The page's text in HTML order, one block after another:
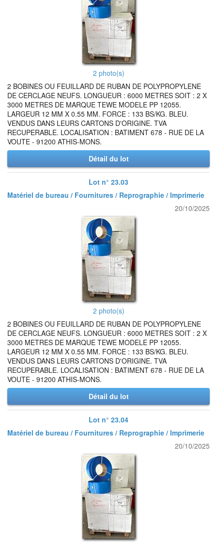
2 photo(s)
2 BOBINES OU FEUILLARD DE RUBAN DE POLYPROPYLENE
DE CERCLAGE NEUFS. LONGUEUR : 6000 METRES SOIT : 2 X
3000 METRES DE MARQUE TEWE MODELE PP 12055.
LARGEUR 12 MM X 0.55 MM. FORCE : 133 BS/KG. BLEU.
VENDUS DANS LEURS CARTONS D'ORIGINE. TVA
RECUPERABLE. LOCALISATION : BATIMENT 678 - RUE DE LA
VOUTE - 91200 ATHIS-MONS.
Détail du lot
Lot n° 23.03
Matériel de bureau / Fournitures / Reprographie / Imprimerie
20/10/2025
2 photo(s)
2 BOBINES OU FEUILLARD DE RUBAN DE POLYPROPYLENE
DE CERCLAGE NEUFS. LONGUEUR : 6000 METRES SOIT : 2 X
3000 METRES DE MARQUE TEWE MODELE PP 12055.
LARGEUR 12 MM X 0.55 MM. FORCE : 133 BS/KG. BLEU.
VENDUS DANS LEURS CARTONS D'ORIGINE. TVA
RECUPERABLE. LOCALISATION : BATIMENT 678 - RUE DE LA
VOUTE - 91200 ATHIS-MONS.
Détail du lot
Lot n° 23.04
Matériel de bureau / Fournitures / Reprographie / Imprimerie
20/10/2025